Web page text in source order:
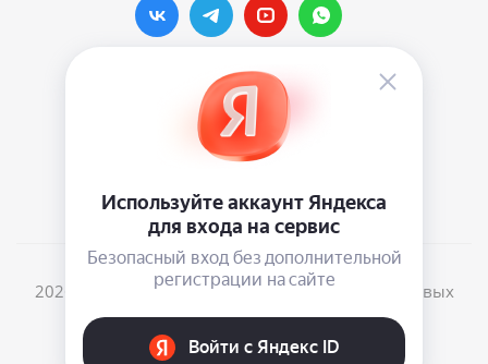
Наши контакты
info@vinylmarkt.ru
2026 © Винилмаркт - интернет-магазин виниловых
пластинок